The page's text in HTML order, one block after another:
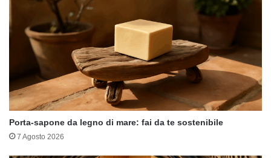
Porta-sapone da legno di mare: fai da te sostenibile
7 Agosto 2026